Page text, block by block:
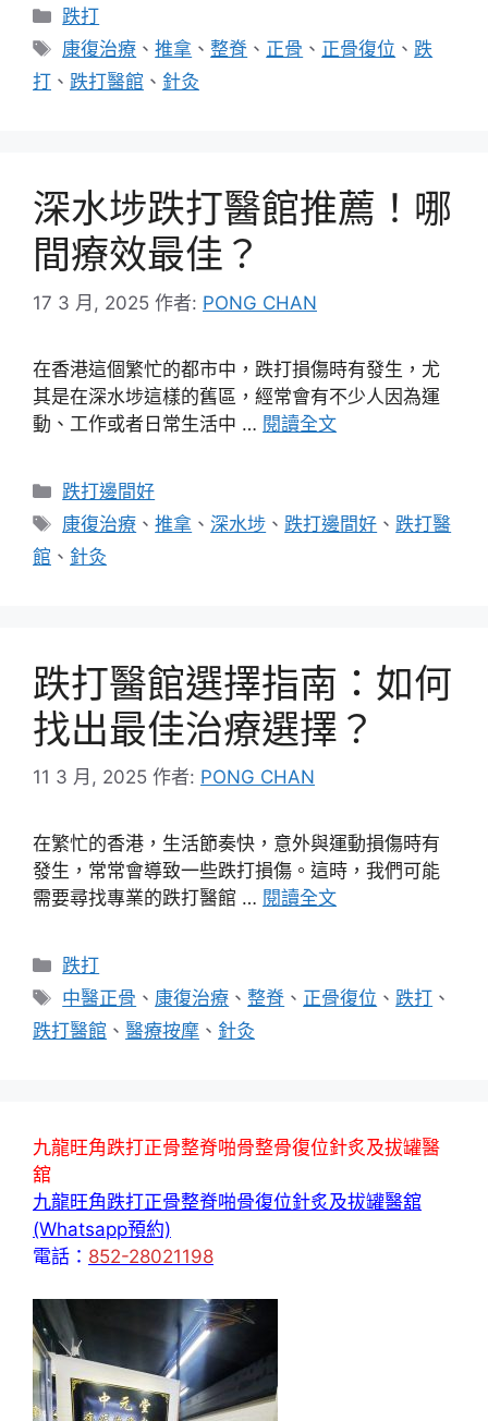
分
類
跌打
標
籤
康復治療 、推拿 、整脊 、 正骨 、 正骨復位 、跌
打 、 跌打醫館 、 針灸
深水埗跌打醫館推薦！哪
間療效最佳？
17 3 月, 2025 作者: PONG CHAN
在香港這個繁忙的都市中，跌打損傷時有發生，尤
其是在深水埗這樣的舊區，經常會有不少人因為運
動、工作或者日常生活中 … 閱讀全文
分
類
跌打邊間好
標
籤
康復治療 、推拿 、 深水埗 、 跌打邊間好 、 跌打醫
館 、 針灸
跌打醫館選擇指南：如何
找出最佳治療選擇？
11 3 月, 2025 作者: PONG CHAN
在繁忙的香港，生活節奏快，意外與運動損傷時有
發生，常常會導致一些跌打損傷。這時，我們可能
需要尋找專業的跌打醫館 … 閱讀全文
分
類
跌打
標
籤
中醫正骨 、 康復治療 、整脊 、 正骨復位 、跌打 、
跌打醫館 、 醫療按摩 、 針灸
九龍旺角跌打正骨整脊啪骨整骨復位針炙及拔罐醫
舘
九龍旺角跌打正骨整脊啪骨復位針炙及拔罐醫舘
(Whatsapp預約)
電話： 852-28021198